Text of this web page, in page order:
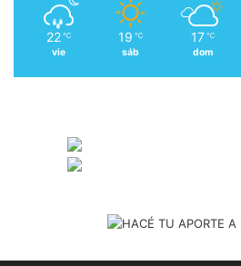
22 ℃
vie
19 ℃
sáb
17 ℃
dom